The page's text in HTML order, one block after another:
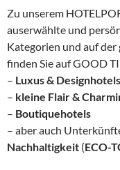
Zu unserem
auserwählte und
Kategorien und auf der
finden Sie auf GOOD
– Luxus & Designhotels
– kleine Flair &
– Boutiquehotels
– aber auch
Nachhaltigkeit (ECO-